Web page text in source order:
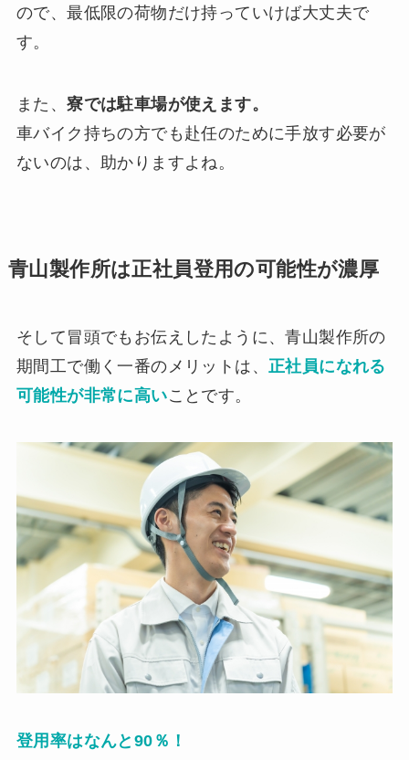
ので、最低限の荷物だけ持っていけば大丈夫で
す。
また、寮では駐車場が使えます。
車バイク持ちの方でも赴任のために手放す必要が
ないのは、助かりますよね。
青山製作所は正社員登用の可能性が濃厚
そして冒頭でもお伝えしたように、青山製作所の
期間工で働く一番のメリットは、 正社員になれる
可能性が非常に高いことです。
登用 率はなんと90％！